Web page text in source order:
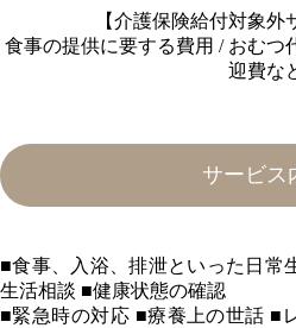
【介護保険給付対象外
⾷事の提供に要する費⽤ / おむつ
迎費な
サービス
■食事、入浴、排泄といった日常
生活相談 ■健康状態の確認
■緊急時の対応 ■療養上の世話 ■